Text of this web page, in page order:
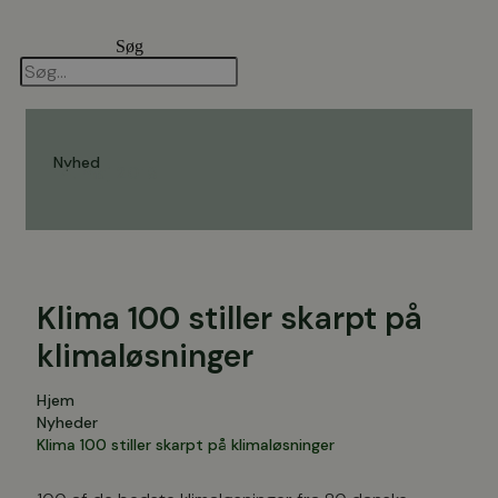
indhold
Søg
Nyhed
14. maj 2018
Klima 100 stiller skarpt på
klimaløsninger
Hjem
Nyheder
Klima 100 stiller skarpt på klimaløsninger